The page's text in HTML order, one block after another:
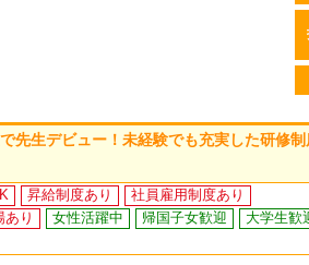
先生デビュー！未経験でも充実した研修
昇給制度あり
社員雇用制度あり
あり 女性活躍中 帰国子女歓迎
大学生歓